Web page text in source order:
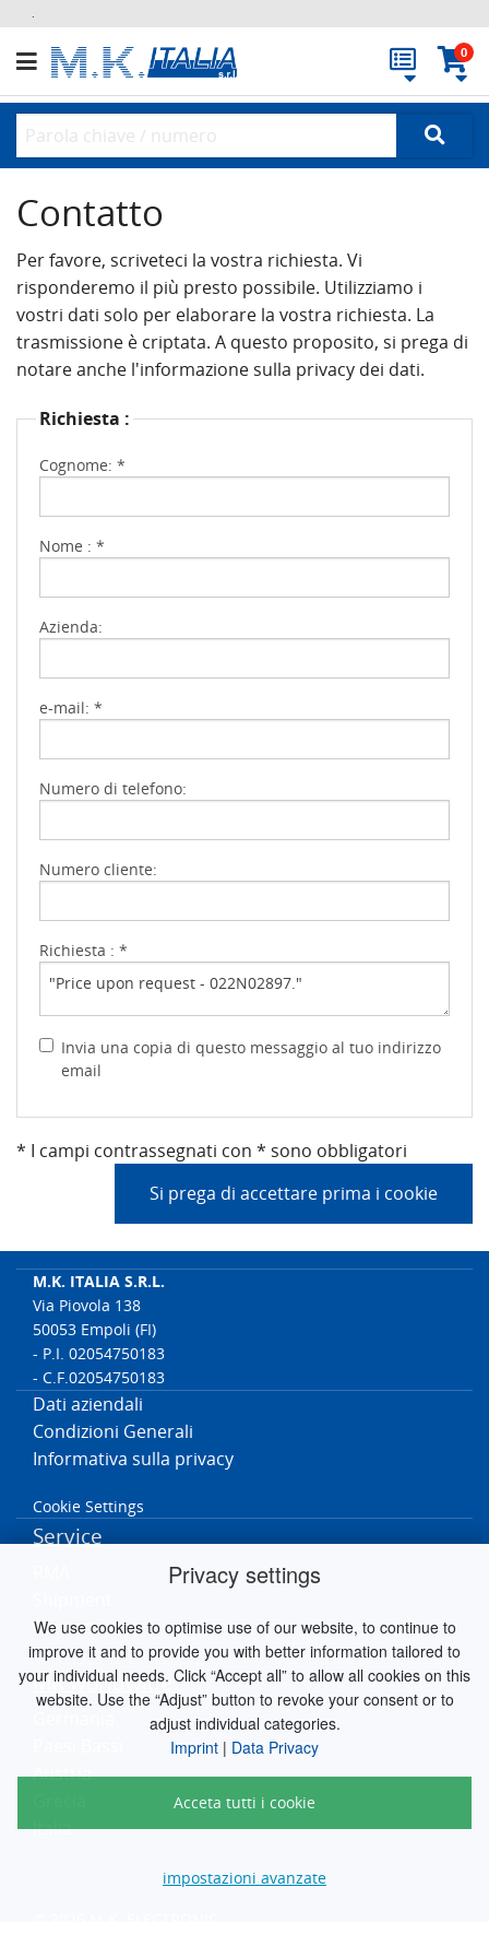
Privacy settings
We use cookies to optimise use of our website, to continue to
improve it and to provide you with better information tailored to
your individual needs. Click “Accept all” to allow all cookies on this
website. Use the “Adjust” button to revoke your consent or to
adjust individual categories.
Imprint | Data Privacy
Acceta tutti i cookie
impostazioni avanzate
.
0
Contatto
Per favore, scriveteci la vostra richiesta. Vi
risponderemo il più presto possibile. Utilizziamo i
vostri dati solo per elaborare la vostra richiesta. La
trasmissione è criptata. A questo proposito, si prega di
notare anche l'informazione sulla privacy dei dati.
Richiesta :
Cognome: *
Nome : *
Azienda:
e-mail: *
Numero di telefono:
Numero cliente:
Richiesta : *
Invia una copia di questo messaggio al tuo indirizzo
email
* I campi contrassegnati con * sono obbligatori
Si prega di accettare prima i cookie
M.K. ITALIA S.R.L.
Via Piovola 138
50053 Empoli (FI)
- P.I. 02054750183
- C.F.02054750183
Dati aziendali
Condizioni Generali
Informativa sulla privacy
Cookie Settings
Service
Contact
MK worldwide
Austria
Italia